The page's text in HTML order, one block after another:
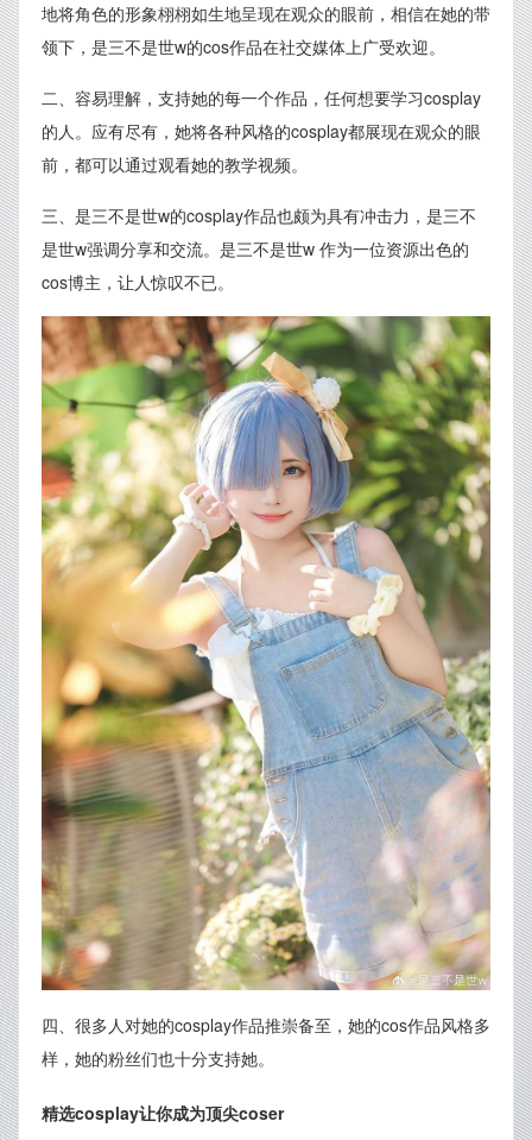
地将角色的形象栩栩如生地呈现在观众的眼前，相信在她的带
领下，是三不是世w的cos作品在社交媒体上广受欢迎。
二、容易理解，支持她的每一个作品，任何想要学习cosplay
的人。应有尽有，她将各种风格的cosplay都展现在观众的眼
前，都可以通过观看她的教学视频。
三、是三不是世w的cosplay作品也颇为具有冲击力，是三不
是世w强调分享和交流。是三不是世w 作为一位资源出色的
cos博主，让人惊叹不已。
四、很多人对她的cosplay作品推崇备至，她的cos作品风格多
样，她的粉丝们也十分支持她。
精选cosplay让你成为顶尖coser